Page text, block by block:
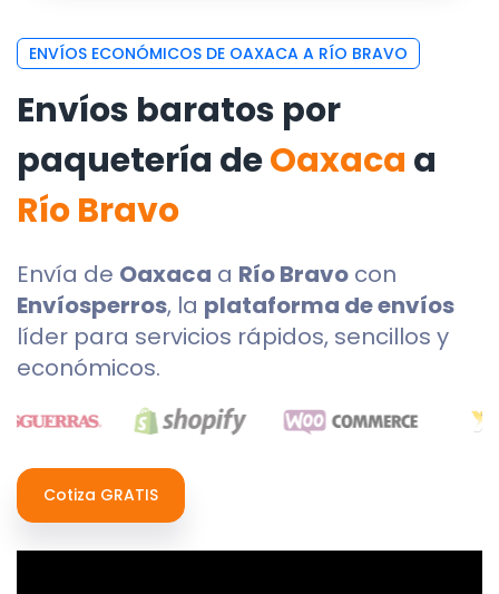
ENVÍOS ECONÓMICOS DE OAXACA A RÍO BRAVO
Envíos baratos por
paquetería deOaxaca a
Río Bravo
Envía de Oaxaca a Río Bravo con
Envíosperros, la plataforma de envíos
líder para servicios rápidos, sencillos y
económicos.
Cotiza GRATIS